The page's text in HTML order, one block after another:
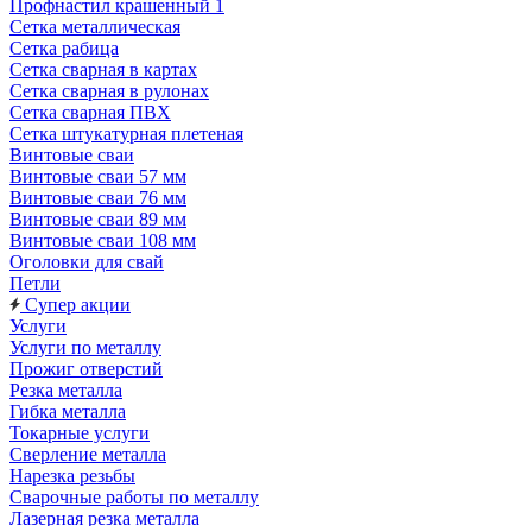
Профнастил крашенный 1
Сетка металлическая
Сетка рабица
Сетка сварная в картах
Сетка сварная в рулонах
Сетка сварная ПВХ
Сетка штукатурная плетеная
Винтовые сваи
Винтовые сваи 57 мм
Винтовые сваи 76 мм
Винтовые сваи 89 мм
Винтовые сваи 108 мм
Оголовки для свай
Петли
Супер акции
Услуги
Услуги по металлу
Прожиг отверстий
Резка металла
Гибка металла
Токарные услуги
Сверление металла
Нарезка резьбы
Сварочные работы по металлу
Лазерная резка металла